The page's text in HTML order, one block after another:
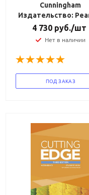
Cunningham
Издательство:
4 730 руб./шт
Нет в наличии
ПОД ЗАКАЗ